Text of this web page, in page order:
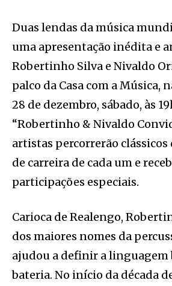
Duas lendas da música
uma apresentação inédita e
Robertinho Silva e Nivaldo
palco da Casa com a Música,
28 de dezembro, sábado, às
“Robertinho & Nivaldo
artistas percorrerão clássicos
de carreira de cada um e
participações especiais.
Carioca de Realengo,
dos maiores nomes da
ajudou a definir a linguagem
bateria. No início da década